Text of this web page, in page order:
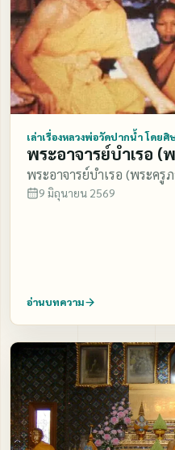
เล่าเรื่องหลวงพ่อวัดปากน้ำ โดย
พระอาจารย์บำเรอ (
พระอาจารย์บำเรอ (พระครู
9 มิถุนายน 2569
อ่านบทความ